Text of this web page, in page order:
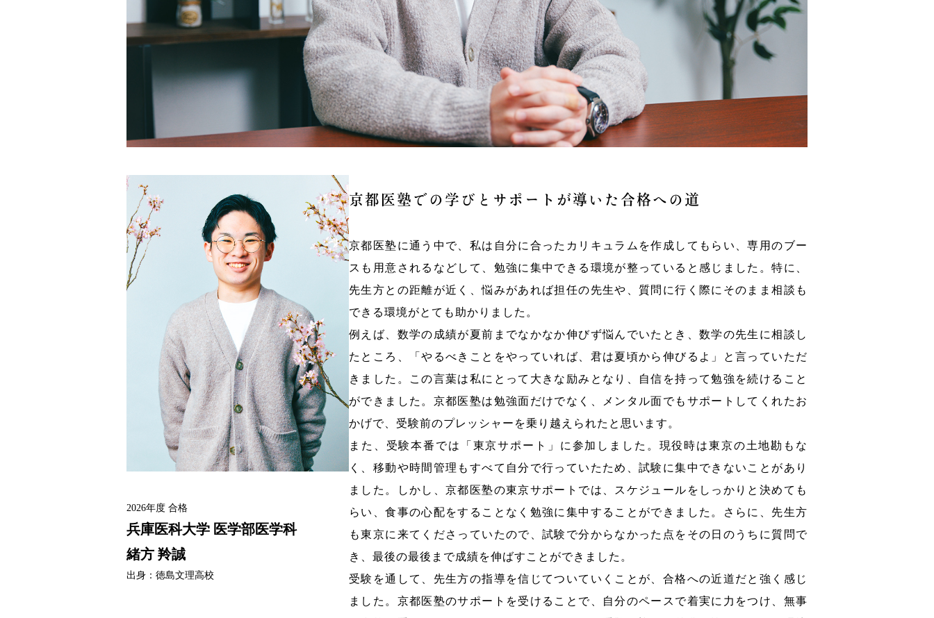
2026年度 合格
兵庫医科大学 医学部医学科
緒方 羚誠
出身： 徳島文理高校
京都医塾での学びとサポートが導いた合格への道
京都医塾に通う中で、私は自分に合ったカリキュラムを作成してもらい、専用のブー
スも用意されるなどして、勉強に集中できる環境が整っていると感じました。特に、
先生方との距離が近く、悩みがあれば担任の先生や、質問に行く際にそのまま相談も
できる環境がとても助かりました。
例えば、数学の成績が夏前までなかなか伸びず悩んでいたとき、数学の先生に相談し
たところ、「やるべきことをやっていれば、君は夏頃から伸びるよ」と言っていただ
きました。この言葉は私にとって大きな励みとなり、自信を持って勉強を続けること
ができました。京都医塾は勉強面だけでなく、メンタル面でもサポートしてくれたお
かげで、受験前のプレッシャーを乗り越えられたと思います。
また、受験本番では「東京サポート」に参加しました。現役時は東京の土地勘もな
く、移動や時間管理もすべて自分で行っていたため、試験に集中できないことがあり
ました。しかし、京都医塾の東京サポートでは、スケジュールをしっかりと決めても
らい、食事の心配をすることなく勉強に集中することができました。さらに、先生方
も東京に来てくださっていたので、試験で分からなかった点をその日のうちに質問で
き、最後の最後まで成績を伸ばすことができました。
受験を通して、先生方の指導を信じてついていくことが、合格への近道だと強く感じ
ました。京都医塾のサポートを受けることで、自分のペースで着実に力をつけ、無事